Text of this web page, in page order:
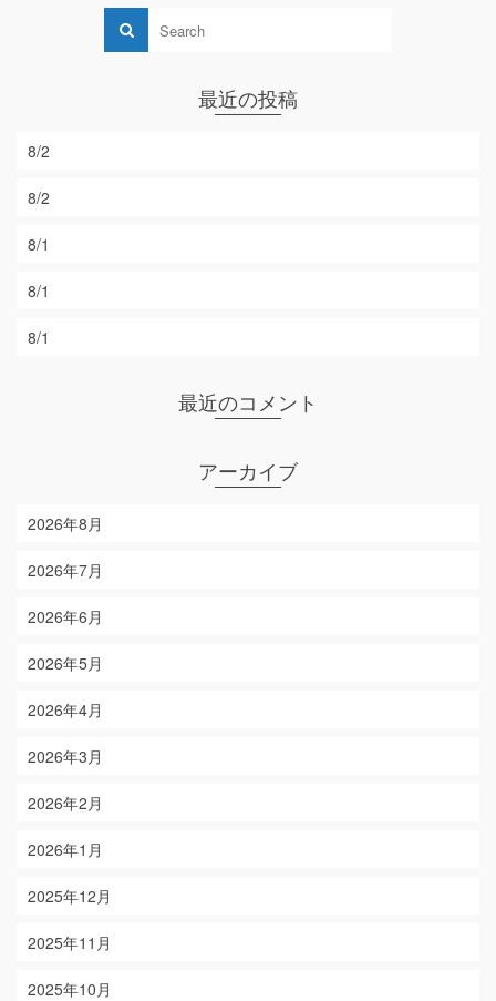
最近の投稿
8/2
8/2
8/1
8/1
8/1
最近のコメント
アーカイブ
2026年8月
2026年7月
2026年6月
2026年5月
2026年4月
2026年3月
2026年2月
2026年1月
2025年12月
2025年11月
2025年10月